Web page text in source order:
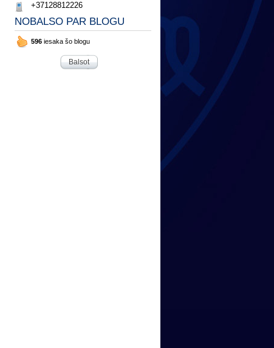
+37128812226
NOBALSO PAR BLOGU
596 iesaka šo blogu
Balsot